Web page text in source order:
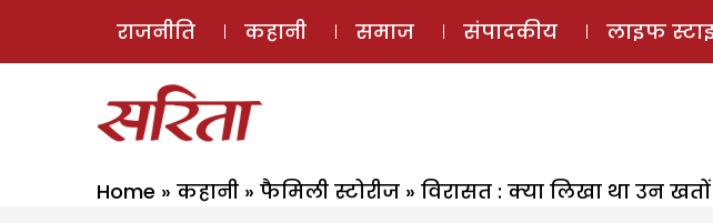
राजनीति कहानी समाज संपादकीय लाइफ
Home » कहानी » फैमिली स्टोरीज » विरासत : क्या लिखा था उन